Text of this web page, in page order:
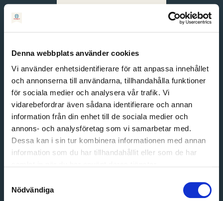
Denna webbplats använder cookies
Vi använder enhetsidentifierare för att anpassa innehållet
och annonserna till användarna, tillhandahålla funktioner
för sociala medier och analysera vår trafik. Vi
vidarebefordrar även sådana identifierare och annan
information från din enhet till de sociala medier och
annons- och analysföretag som vi samarbetar med.
Dessa kan i sin tur kombinera informationen med annan
information som du har tillhandahållit eller som de har
Nödvändiga
English
Svenska
Email address